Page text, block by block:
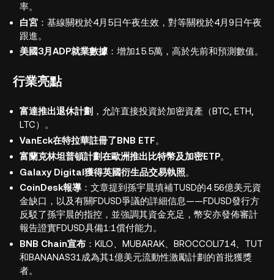
率。
白宮 ：基線關稅於4月5日午夜生效，對等關稅於4月9日午夜
跟進。
美國3月ADP就業數據 ：增加15.5萬，高於先前和預測數值。
行業亮點
富達推出退休計劃 ，允許直接投資於加密資產（BTC, ETH,
LTC）。
VanEck在特拉華註冊了BNB ETF。
富蘭克林坦普頓計劃在歐洲推出比特幣及加密ETP。
Galaxy Digital獲得英國衍生品交易執照。
CoinDesk報導 ：文章提到孫宇晨填補TUSD的4.56億美元資
金缺口，以及有關FDUSD爭議的詳細信息——FDUSD發行方
反駁了孫宇晨的指控，並強調其資金充足，幣安亦發佈審計
報告證實FDUSD具備1:1償付能力。
BNB Chain宣布 ：KILO、MUBARAK、BROCCOLI714、TUT
和BANANAS31成為其1億美元流動性激勵計劃的首批獲獎
者。